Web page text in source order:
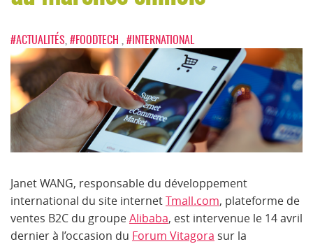
#ACTUALITÉS #FOODTECH #INTERNATIONAL
Janet WANG, responsable du développement
international du site internetTmall.com, plateforme de
ventes B2C du groupeAlibaba, est intervenue le 14 avril
dernier à l’occasion du Forum Vitagora sur la